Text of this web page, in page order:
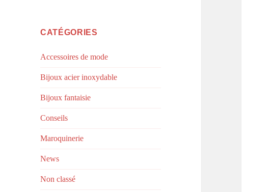
CATÉGORIES
Accessoires de mode
Bijoux acier inoxydable
Bijoux fantaisie
Conseils
Maroquinerie
News
Non classé